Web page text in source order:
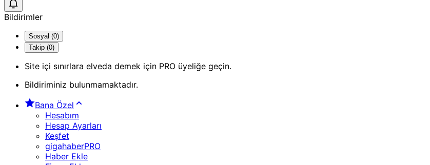
Bildirimler
Sosyal (0)
Takip (0)
Site içi sınırlara elveda demek için PRO üyeliğe geçin.
Bildiriminiz bulunmamaktadır.
Bana Özel
Hesabım
Hesap Ayarları
Keşfet
gigahaberPRO
Haber Ekle